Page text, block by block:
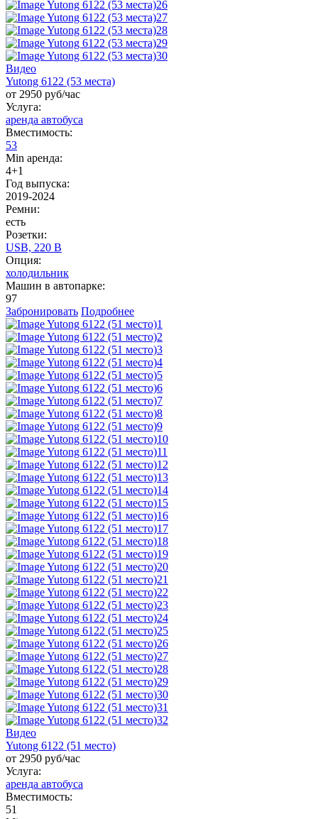
Видео
Yutong 6122 (53 места)
от 2950 руб/час
Услуга:
аренда автобуса
Вместимость:
53
Min аренда:
4+1
Год выпуска:
2019-2024
Ремни:
есть
Розетки:
USB, 220 B
Опция:
холодильник
Машин в автопарке:
97
Забронировать Подробнее
Видео
Yutong 6122 (51 место)
от 2950 руб/час
Услуга:
аренда автобуса
Вместимость:
51